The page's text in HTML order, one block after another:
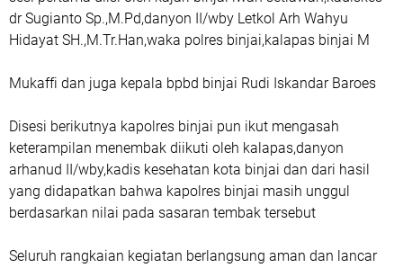
dr Sugianto Sp.,M.Pd,danyon II/wby Letkol Arh Wahyu
Hidayat SH.,M.Tr.Han,waka polres binjai,kalapas binjai M
Mukaffi dan juga kepala bpbd binjai Rudi Iskandar Baroes
Disesi berikutnya kapolres binjai pun ikut mengasah
keterampilan menembak diikuti oleh kalapas,danyon
arhanud II/wby,kadis kesehatan kota binjai dan dari hasil
yang didapatkan bahwa kapolres binjai masih unggul
berdasarkan nilai pada sasaran tembak tersebut
Seluruh rangkaian kegiatan berlangsung aman dan lancar